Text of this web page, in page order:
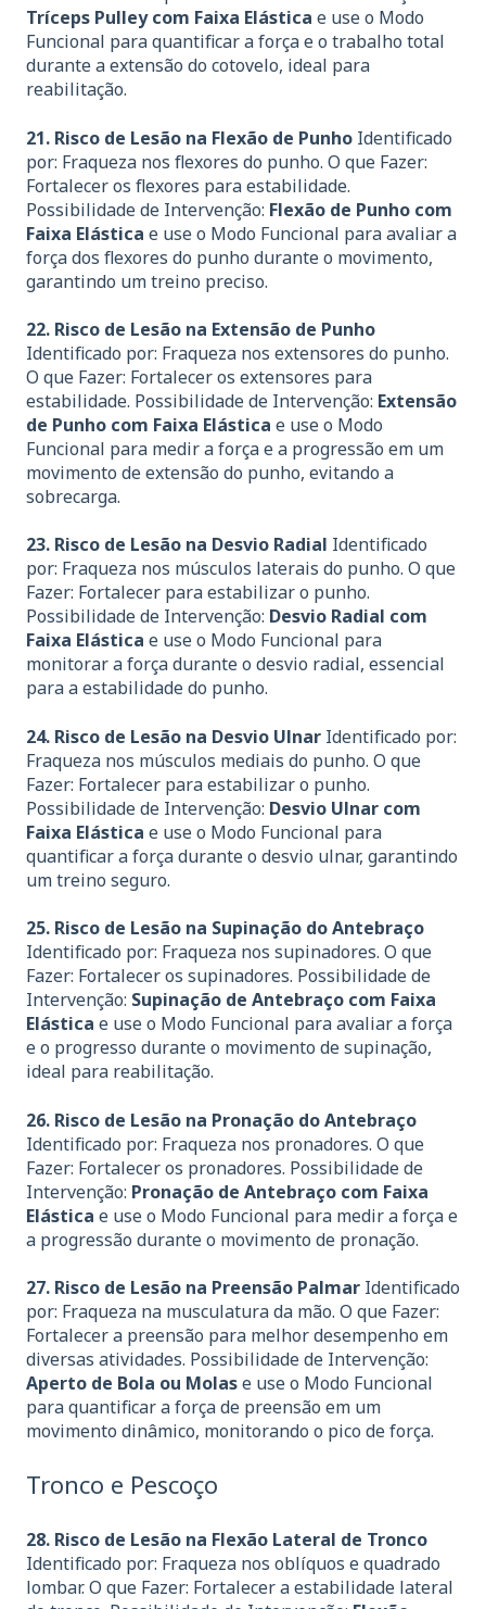
Tríceps Pulley com Faixa Elástica e use o Modo
Funcional para quantificar a força e o trabalho total
durante a extensão do cotovelo, ideal para
reabilitação.
21. Risco de Lesão na Flexão de Punho Identificado
por: Fraqueza nos flexores do punho. O que Fazer:
Fortalecer os flexores para estabilidade.
Possibilidade de Intervenção: Flexão de Punho com
Faixa Elástica e use o Modo Funcional para avaliar a
força dos flexores do punho durante o movimento,
garantindo um treino preciso.
22. Risco de Lesão na Extensão de Punho
Identificado por: Fraqueza nos extensores do punho.
O que Fazer: Fortalecer os extensores para
estabilidade. Possibilidade de Intervenção: Extensão
de Punho com Faixa Elástica e use o Modo
Funcional para medir a força e a progressão em um
movimento de extensão do punho, evitando a
sobrecarga.
23. Risco de Lesão na Desvio Radial Identificado
por: Fraqueza nos músculos laterais do punho. O que
Fazer: Fortalecer para estabilizar o punho.
Possibilidade de Intervenção: Desvio Radial com
Faixa Elástica e use o Modo Funcional para
monitorar a força durante o desvio radial, essencial
para a estabilidade do punho.
24. Risco de Lesão na Desvio Ulnar Identificado por:
Fraqueza nos músculos mediais do punho. O que
Fazer: Fortalecer para estabilizar o punho.
Possibilidade de Intervenção: Desvio Ulnar com
Faixa Elástica e use o Modo Funcional para
quantificar a força durante o desvio ulnar, garantindo
um treino seguro.
25. Risco de Lesão na Supinação do Antebraço
Identificado por: Fraqueza nos supinadores. O que
Fazer: Fortalecer os supinadores. Possibilidade de
Intervenção: Supinação de Antebraço com Faixa
Elástica e use o Modo Funcional para avaliar a força
e o progresso durante o movimento de supinação,
ideal para reabilitação.
26. Risco de Lesão na Pronação do Antebraço
Identificado por: Fraqueza nos pronadores. O que
Fazer: Fortalecer os pronadores. Possibilidade de
Intervenção: Pronação de Antebraço com Faixa
Elástica e use o Modo Funcional para medir a força e
a progressão durante o movimento de pronação.
27. Risco de Lesão na Preensão Palmar Identificado
por: Fraqueza na musculatura da mão. O que Fazer:
Fortalecer a preensão para melhor desempenho em
diversas atividades. Possibilidade de Intervenção:
Aperto de Bola ou Molase use o Modo Funcional
para quantificar a força de preensão em um
movimento dinâmico, monitorando o pico de força.
Tronco e Pescoço
28. Risco de Lesão na Flexão Lateral de Tronco
Identificado por: Fraqueza nos oblíquos e quadrado
lombar. O que Fazer: Fortalecer a estabilidade lateral